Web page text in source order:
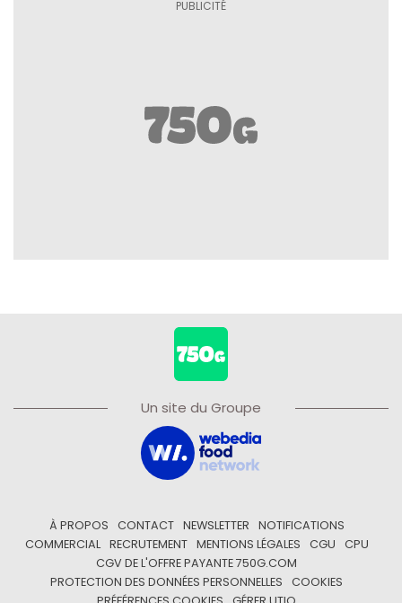
Un site du Groupe
À PROPOS CONTACT NEWSLETTER
NOTIFICATIONS
COMMERCIAL
RECRUTEMENT MENTIONS LÉGALES CGU
CPU
CGV DE L'OFFRE PAYANTE 750G.COM
PROTECTION DES DONNÉES PERSONNELLES
COOKIES